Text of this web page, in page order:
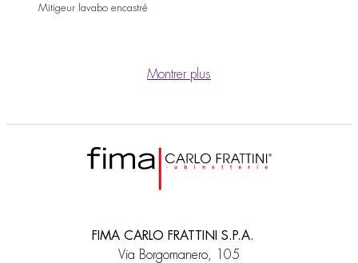
Mitigeur lavabo encastré
Montrer plus
FIMA CARLO FRATTINI S.P.A.
Via Borgomanero, 105